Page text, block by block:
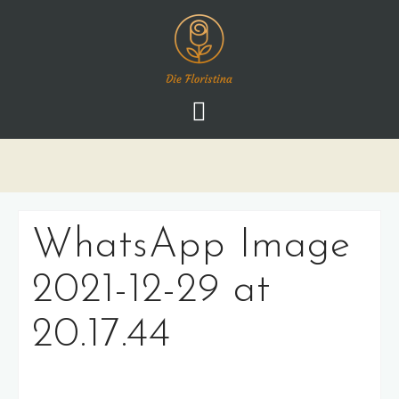
WhatsApp Image
2021-12-29 at
20.17.44